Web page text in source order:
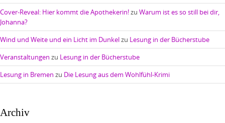
Cover-Reveal: Hier kommt die Apothekerin!zu Warum ist es so still bei dir,
Johanna?
Wind und Weite und ein Licht im Dunkelzu Lesung in der Bücherstube
Veranstaltungen zu Lesung in der Bücherstube
Lesung in Bremen zu Die Lesung aus dem Wohlfühl-Krimi
Archiv